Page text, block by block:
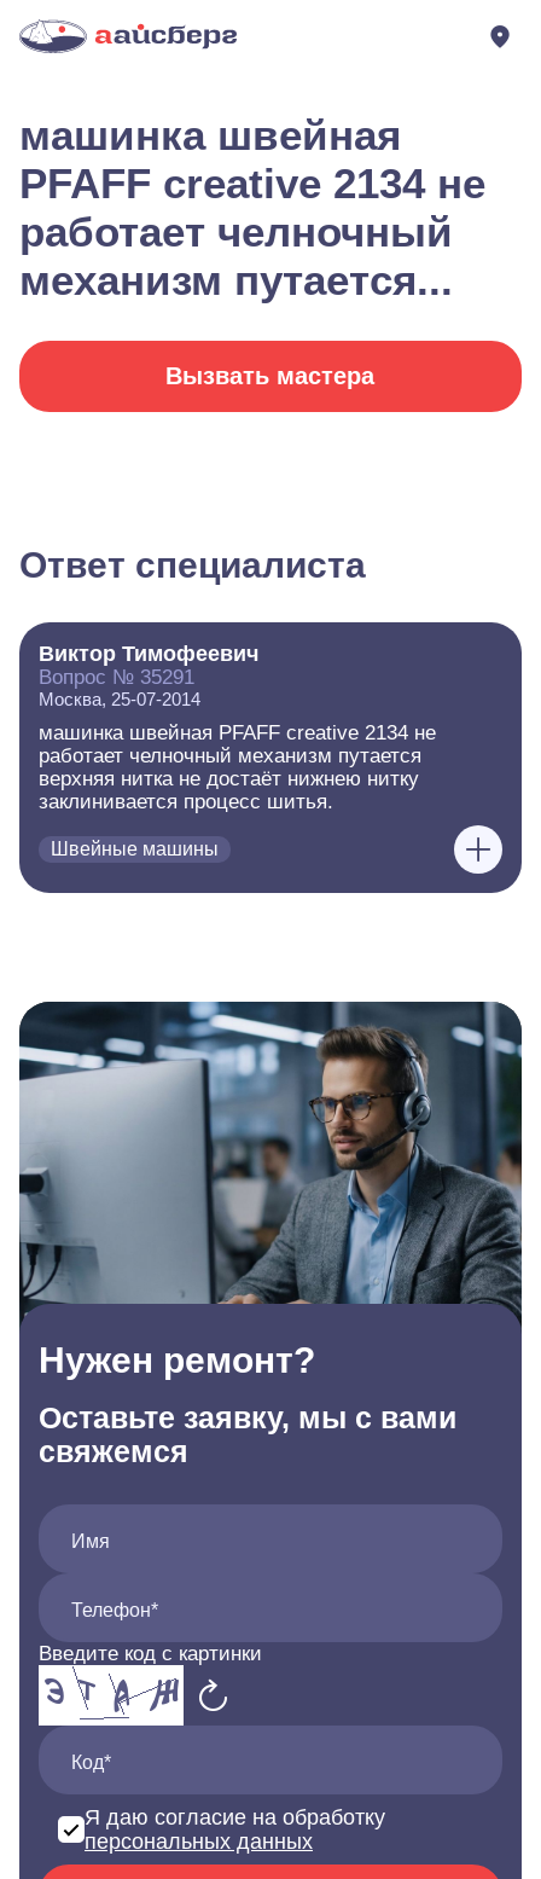
машинка швейная
PFAFF creative 2134 не
работает челночный
механизм путается...
Вызвать мастера
Ответ специалиста
Виктор Тимофеевич
Вопрос № 35291
Москва, 25-07-2014
машинка швейная PFAFF creative 2134 не
работает челночный механизм путается
верхняя нитка не достаёт нижнею нитку
заклинивается процесс шитья.
Швейные машины
Нужен ремонт?
Оставьте заявку, мы с вами
свяжемся
Имя
Телефон*
Введите код с картинки
Код*
Я даю согласие на обработку
персональных данных